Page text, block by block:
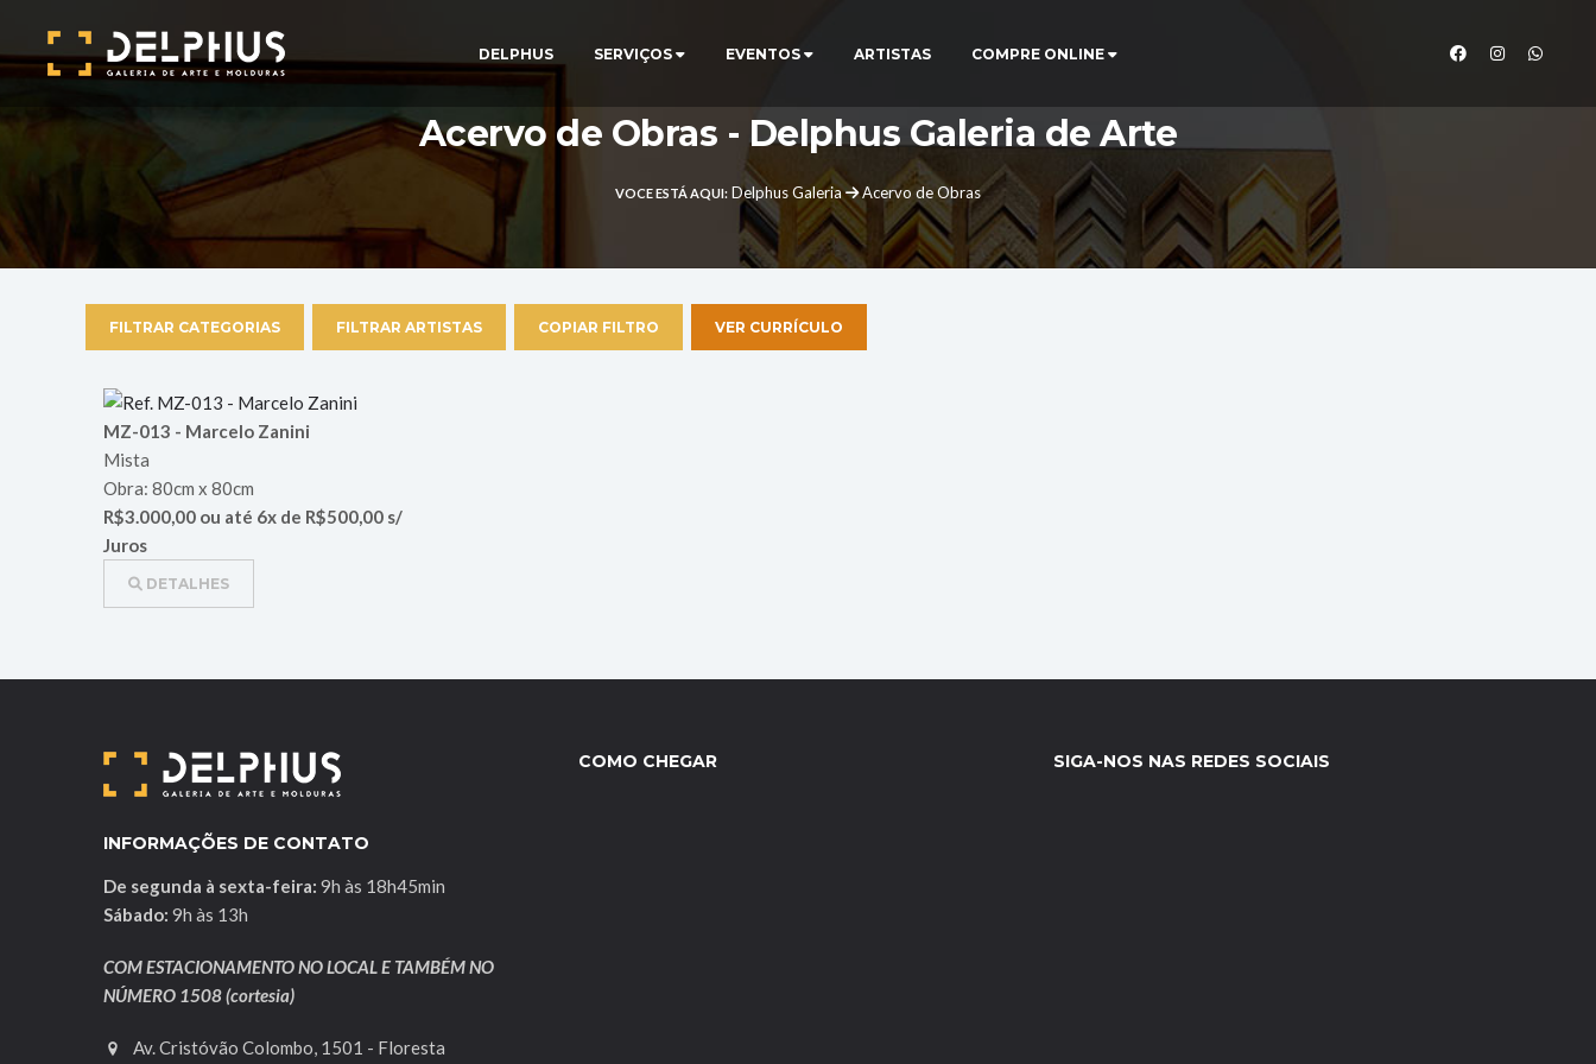
DELPHUS SERVIÇOS EVENTOS ARTISTAS COMPRE ONLINE
Acervo de Obras - Delphus Galeria de Arte
VOCE ESTÁ AQUI: Delphus Galeria Acervo de Obras
FILTRAR CATEGORIAS FILTRAR ARTISTAS COPIAR FILTRO VER CURRÍCULO
MZ-013 - Marcelo Zanini
Mista
Obra: 80cm x 80cm
R$3.000,00 ou até 6x de R$500,00 s/
Juros
DETALHES
INFORMAÇÕES DE CONTATO
De segunda à sexta-feira: 9h às 18h45min
Sábado: 9h às 13h
COM ESTACIONAMENTO NO LOCAL E TAMBÉM NO
NÚMERO 1508 (cortesia)
Av. Cristóvão Colombo, 1501 - Floresta
COMO CHEGAR SIGA-NOS NAS REDES SOCIAIS